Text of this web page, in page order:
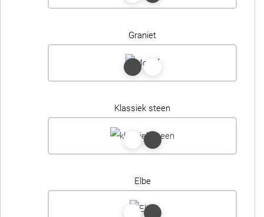
Graniet
Klassiek steen
Elbe